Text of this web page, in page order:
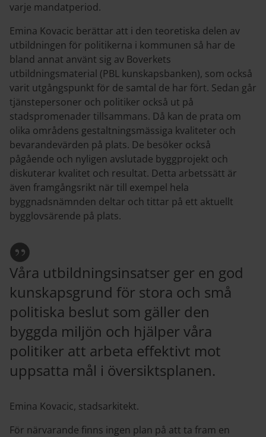
varje mandatperiod.
Emina Kovacic berättar att i den teoretiska delen av
utbildningen för politikerna i kommunen så har de
bland annat använt sig av Boverkets
utbildningsmaterial (PBL kunskapsbanken), som också
varit utgångspunkt för de samtal de har fört. Sedan går
tjänstepersoner och politiker också ut på
stadspromenader tillsammans. Då kan de prata om
olika områdens gestaltningsmässiga kvaliteter och
bevarandevärden på plats. De besöker också
pågående och nyligen avslutade byggprojekt och
diskuterar kvalitet och resultat. Detta arbetssätt är
även framgångsrikt när till exempel hela
byggnadsnämnden deltar och tittar på ett aktuellt
bygglovsärende på plats.
Våra utbildningsinsatser ger en god
kunskapsgrund för stora och små
politiska beslut som gäller den
byggda miljön och hjälper våra
politiker att arbeta effektivt mot
uppsatta mål i översiktsplanen.
Emina Kovacic, stadsarkitekt.
För närvarande finns ingen plan på att ta fram en